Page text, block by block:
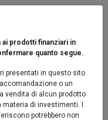
Term
di rischio: 2 / SFDR
prodotti finanziari in
quanto segue.
presentati in questo sito
o un
vendita di alcun prodotto
di investimenti. I
potrebbero non